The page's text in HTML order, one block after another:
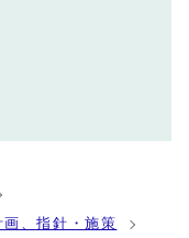
、指針・施策